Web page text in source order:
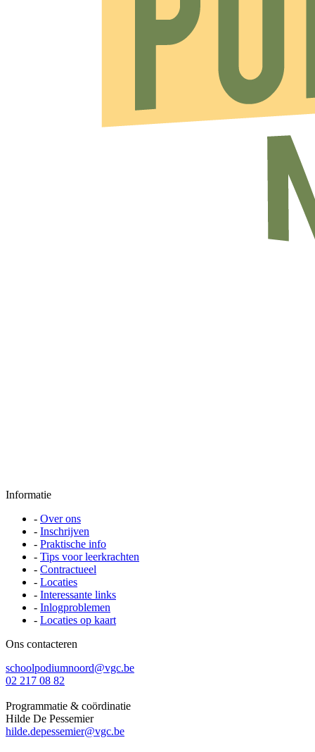
Informatie
- Over ons
- Inschrijven
- Praktische info
- Tips voor leerkrachten
- Contractueel
- Locaties
- Interessante links
- Inlogproblemen
- Locaties op kaart
Ons contacteren
schoolpodiumnoord@vgc.be
02 217 08 82
Programmatie & coördinatie
Hilde De Pessemier
hilde.depessemier@vgc.be